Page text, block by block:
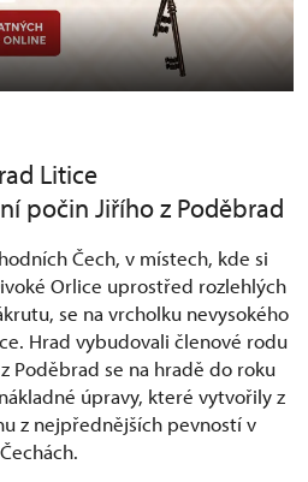
Litice
počin Jiřího z Poděbrad
Čech, v místech, kde si
Orlice uprostřed rozlehlých
se na vrcholku nevysokého
Hrad vybudovali členové rodu
Poděbrad se na hradě do roku
úpravy, které vytvořily z
z nejpřednějších pevností v
Čechách.